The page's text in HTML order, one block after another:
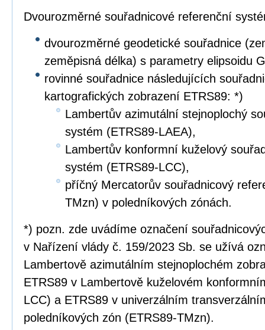
Dvourozměrné souřadnicové referenční
dvourozměrné geodetické souřadnice
zeměpisná délka) s parametry elipsoidu
rovinné souřadnice následujících
kartografických zobrazení ETRS89: *)
Lambertův azimutální stejnoplochý
systém (ETRS89-LAEA),
Lambertův konformní kuželový
systém (ETRS89-LCC),
příčný Mercatorův souřadnicový
TMzn) v poledníkových zónách.
*) pozn. zde uvádíme označení
v Nařízení vlády č. 159/2023 Sb. se užívá
Lambertově azimutálním stejnoplochém
ETRS89 v Lambertově kuželovém
LCC) a ETRS89 v univerzálním
poledníkových zón (ETRS89-TMzn).